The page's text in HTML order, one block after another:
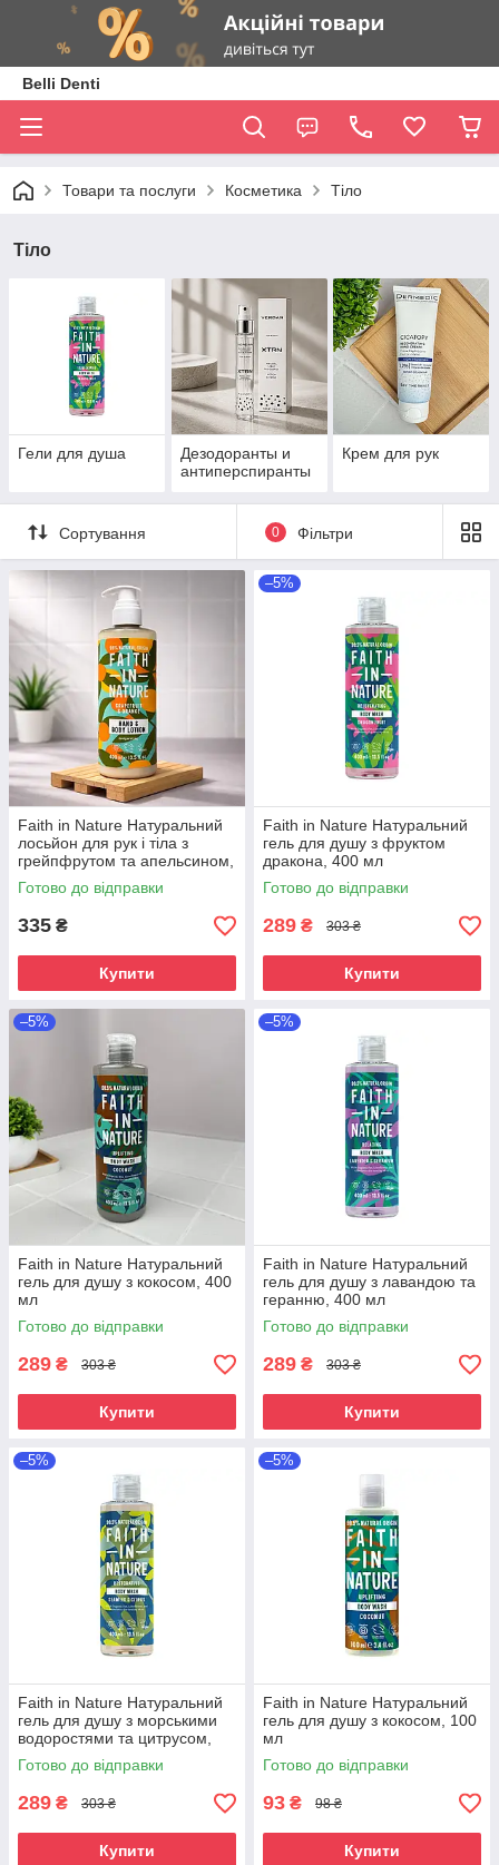
Belli Denti
Товари та послуги Косметика Тіло
Тіло
Гели для душа
Дезодоранты и
антиперспиранты
Крем для рук
Сортування 0 Фільтри
Faith in Nature Натуральний
лосьйон для рук і тіла з
грейпфрутом та апельсином,
400 мл
Готово до відправки
335 ₴
Купити
–5%
Faith in Nature Натуральний
гель для душу з фруктом
дракона, 400 мл
Готово до відправки
289 ₴ 303 ₴
Купити
–5%
Faith in Nature Натуральний
гель для душу з кокосом, 400
мл
Готово до відправки
289 ₴ 303 ₴
Купити
–5%
Faith in Nature Натуральний
гель для душу з лавандою та
геранню, 400 мл
Готово до відправки
289 ₴ 303 ₴
Купити
–5%
Faith in Nature Натуральний
гель для душу з морськими
водоростями та цитрусом,
400 мл
Готово до відправки
289 ₴ 303 ₴
Купити
–5%
Faith in Nature Натуральний
гель для душу з кокосом, 100
мл
Готово до відправки
93 ₴ 98 ₴
Купити